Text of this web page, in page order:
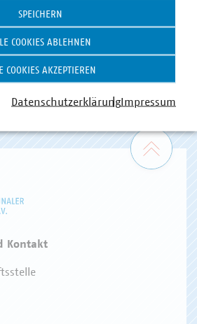
ABWASSERDIGITALISIERUNG/TKABFALLWIRTSCHAFT
RECHT
Zum
Kontakt
SPEICHERN
COOKIES ABLEHNEN
COOKIES AKZEPTIEREN
DatenschutzerklärungImpressum